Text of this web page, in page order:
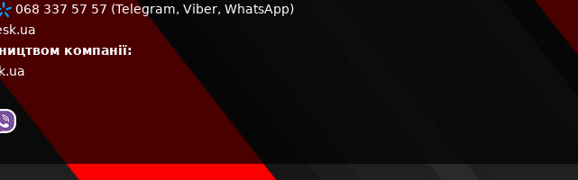
068 337 57 57 (Telegram,Viber,WhatsApp)
компанії: